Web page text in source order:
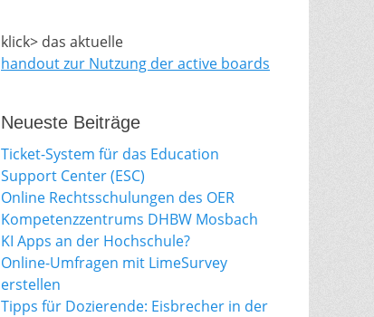
klick> das aktuelle
handout zur Nutzung der active boards
Neueste Beiträge
Ticket-System für das Education
Support Center (ESC)
Online Rechtsschulungen des OER
Kompetenzzentrums DHBW Mosbach
KI Apps an der Hochschule?
Online-Umfragen mit LimeSurvey
erstellen
Tipps für Dozierende: Eisbrecher in der